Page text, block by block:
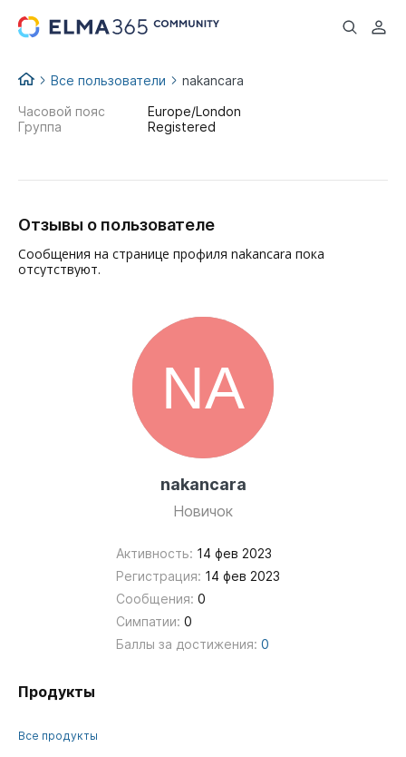
...
Все пользователи nakancara
nakancara
Новичок
Активность: 14 фев 2023
Регистрация: 14 фев 2023
Сообщения: 0
Симпатии: 0
Баллы за достижения: 0
Часовой пояс
Europe/London
Группа
Registered
Отзывы о пользователе
Сообщения на странице профиля nakancara пока
отсутствуют.
Продукты
Все продукты